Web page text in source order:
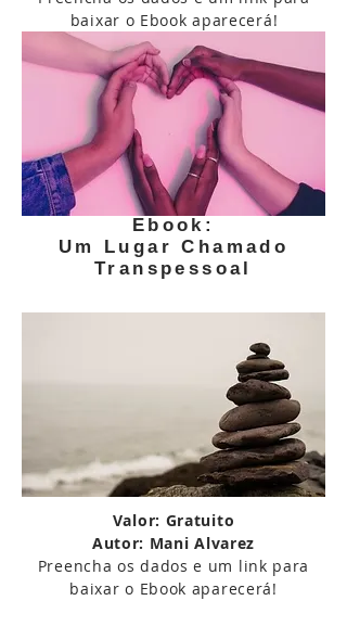
baixar o Ebook aparecerá!
Ebook:
Um Lugar Chamado
Transpessoal
Valor: Gratuito
Autor: Mani Alvarez
Preencha os dados e um link para
baixar o Ebook aparecerá!